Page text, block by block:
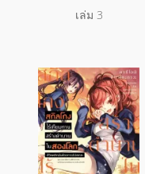
เล่ม 3